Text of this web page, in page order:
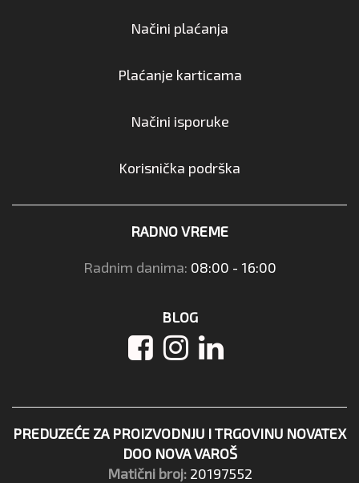
Načini plaćanja
Plaćanje karticama
Načini isporuke
Korisnička podrška
RADNO VREME
Radnim danima: 08:00 - 16:00
BLOG
PREDUZEĆE ZA PROIZVODNJU I TRGOVINU NOVATEX
DOO NOVA VAROŠ
Matični broj: 20197552